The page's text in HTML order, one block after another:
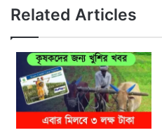
Related Articles